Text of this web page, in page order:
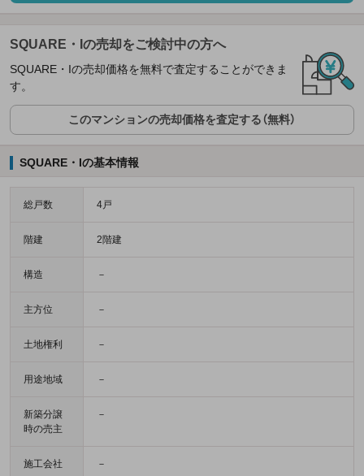
SQUARE・Iの売却をご検討中の方へ
SQUARE・Iの売却価格を無料で査定することができま
す。
このマンションの売却価格を査定する（無料）
SQUARE・Iの基本情報
総戸数 4戸
階建 2階建
構造 －
主方位 －
土地権利 －
用途地域 －
新築分譲
時の売主
－
施工会社 －